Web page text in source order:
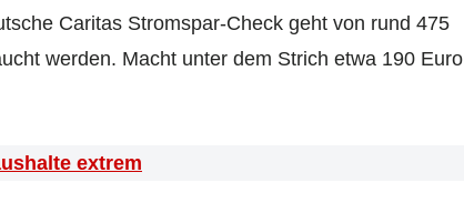
Caritas Stromspar-Check geht von rund 475
werden. Macht unter dem Strich etwa 190 Euro
extrem